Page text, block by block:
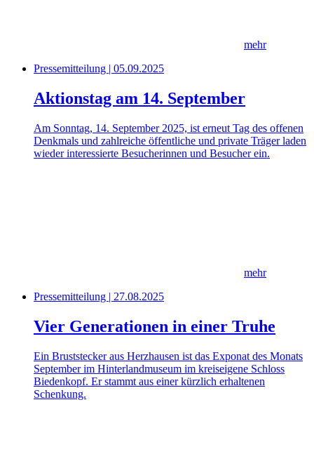
mehr
Pressemitteilung | 05.09.2025
Aktionstag am 14. September
Am Sonntag, 14. September 2025, ist erneut Tag des offenen
Denkmals und zahlreiche öffentliche und private Träger laden
wieder interessierte Besucherinnen und Besucher ein.
mehr
Pressemitteilung | 27.08.2025
Vier Generationen in einer Truhe
Ein Bruststecker aus Herzhausen ist das Exponat des Monats
September im Hinterlandmuseum im kreiseigene Schloss
Biedenkopf. Er stammt aus einer kürzlich erhaltenen
Schenkung.